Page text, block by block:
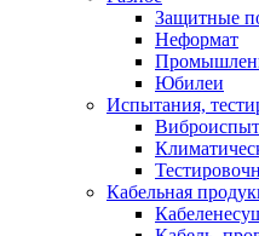
Защитные
Неформат
Юбилеи
Испытания,
Кабельная